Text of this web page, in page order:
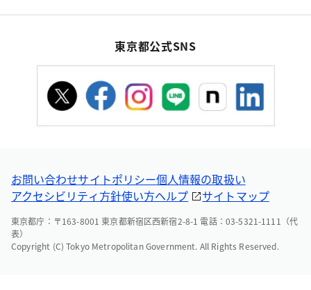
東京都公式SNS
お問い合わせサイトポリシー個人情報の取扱い
アクセシビリティ方針使い方ヘルプ サイトマップ
東京都庁：〒163-8001 東京都新宿区西新宿2-8-1 電話：03-5321-1111（代
表）
Copyright (C) Tokyo Metropolitan Government. All Rights Reserved.